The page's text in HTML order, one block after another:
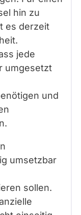
hin zu
es derzeit
jede
umgesetzt
und
umsetzbar
sollen.